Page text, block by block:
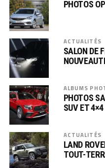
PHOTOS
ACTUALITÉS
SALON DE
ALBUMS
PHOTOS
SUV ET 4×4
ACTUALITÉS
LAND
TOUT-